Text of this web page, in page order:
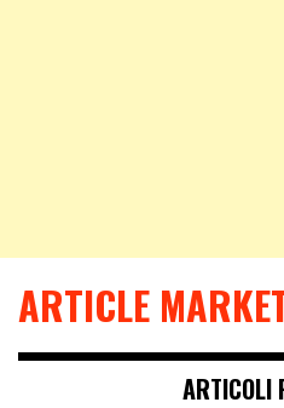
ARTICLE
ARTICOLI